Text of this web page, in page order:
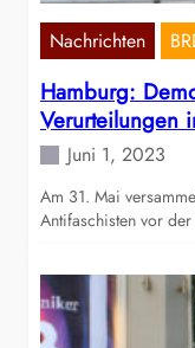
Nachrichten
Hamburg:
Verurteilungen
Juni 1, 2023
Am 31. Mai
Antifaschisten vor